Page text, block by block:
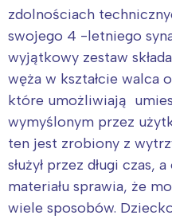
zdolnościach
swojego 4 -letniego
wyjątkowy zestaw
węża w kształcie walca
które umożliwiają
wymyślonym przez
ten jest zrobiony z
służył przez długi
materiału sprawia, że
wiele sposobów.